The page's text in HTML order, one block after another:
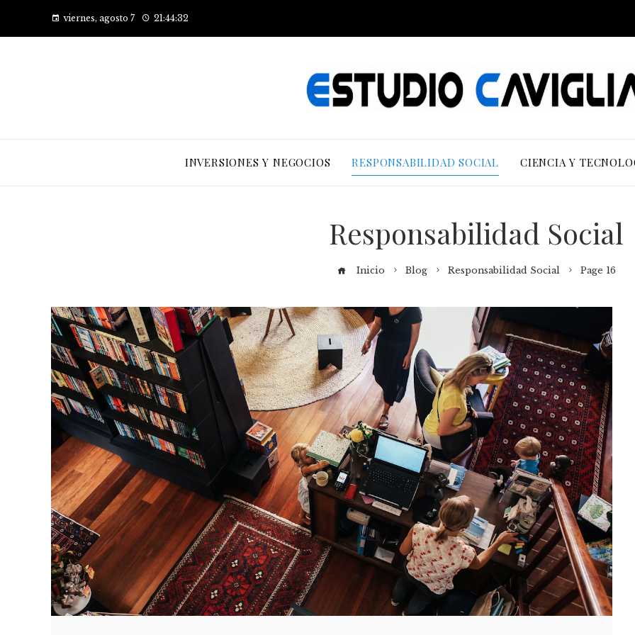
viernes, agosto 7 21:44:34
INVERSIONES Y NEGOCIOS RESPONSABILIDAD SOCIAL CIENCIA Y
Responsabilidad Social
Inicio Blog Responsabilidad Social Page 16